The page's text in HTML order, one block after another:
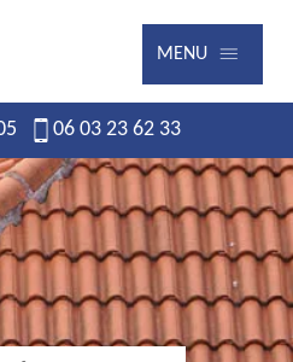
MENU
06 03 23 62 33